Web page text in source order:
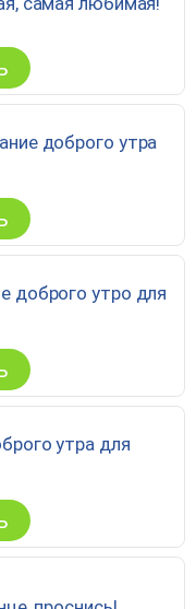
доброго утра
доброго утро для
утра для